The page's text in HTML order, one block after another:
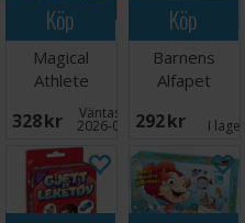
Köp
Magical
Athlete
Brädspel
328 SEK Väntas in:
2026-09-30
Köp
Barnens
Alfapet
292 SEK I lager: